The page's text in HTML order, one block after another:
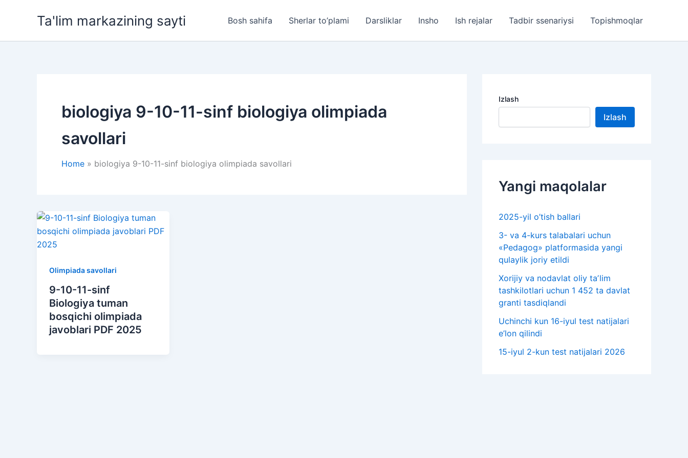
Ta'lim markazining sayti Bosh sahifa Sherlar to’plami Darsliklar Insho Ish rejalar Tadbir ssenariysi Topishmoqlar
biologiya 9-10-11-sinf biologiya olimpiada
savollari
Home biologiya 9-10-11-sinf biologiya olimpiada savollari
Olimpiada savollari
9-10-11-sinf
Biologiya tuman
bosqichi olimpiada
javoblari PDF 2025
Izlash
Izlash
Yangi maqolalar
2025-yil o’tish ballari
3- va 4-kurs talabalari uchun
«Pedagog» platformasida yangi
qulaylik joriy etildi
Xorijiy va nodavlat oliy taʼlim
tashkilotlari uchun 1 452 ta davlat
granti tasdiqlandi
Uchinchi kun 16-iyul test natijalari
e’lon qilindi
15-iyul 2-kun test natijalari 2026